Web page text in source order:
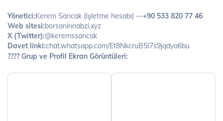
Yönetici:Kerem Sancak (İşletme hesabı) —+90 533 820 77 46
Web sitesi:borsaninnabzi.xyz
X (Twitter):@keremssancak
Davet linki:chat.whatsapp.com/Et8NkcruB5I7s9jqdya6bu
???? Grup ve Profil Ekran Görüntüleri: